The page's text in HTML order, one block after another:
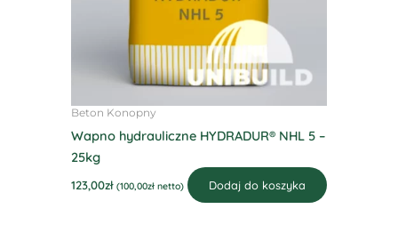
Beton Konopny
Wapno hydrauliczne HYDRADUR® NHL 5 –
25kg
123,00zł (100,00zł netto) Dodaj do koszyka